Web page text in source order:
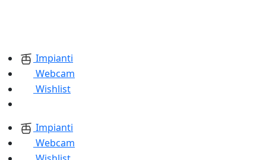
Impianti
Webcam
Wishlist
Impianti
Webcam